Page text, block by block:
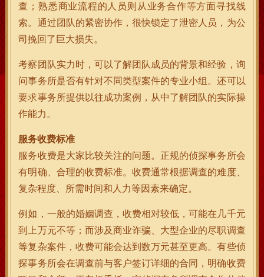
查；熟悉商业流程的人员则从业务合作等方面寻找线
索。通过团队的紧密协作，很快锁定了泄密人员，为公
司挽回了巨大损失。
考察团队实力时，可以了解团队成员的背景和经验，询
问事务所是否有针对不同类型案件的专业小组。还可以
要求事务所提供以往成功案例，从中了解团队的实际操
作能力。
服务收费标准
服务收费是大家比较关注的问题。正规的侦探事务所会
有明确、合理的收费标准。收费通常根据调查的难度、
复杂程度、所需时间和人力等因素来确定。
例如，一般的婚姻调查，收费相对较低，可能在几千元
到上万元不等；而涉及商业诈骗、大型企业的尽职调查
等复杂案件，收费可能会达到数万元甚至更高。有些侦
探事务所会在调查前与客户签订详细的合同，明确收费